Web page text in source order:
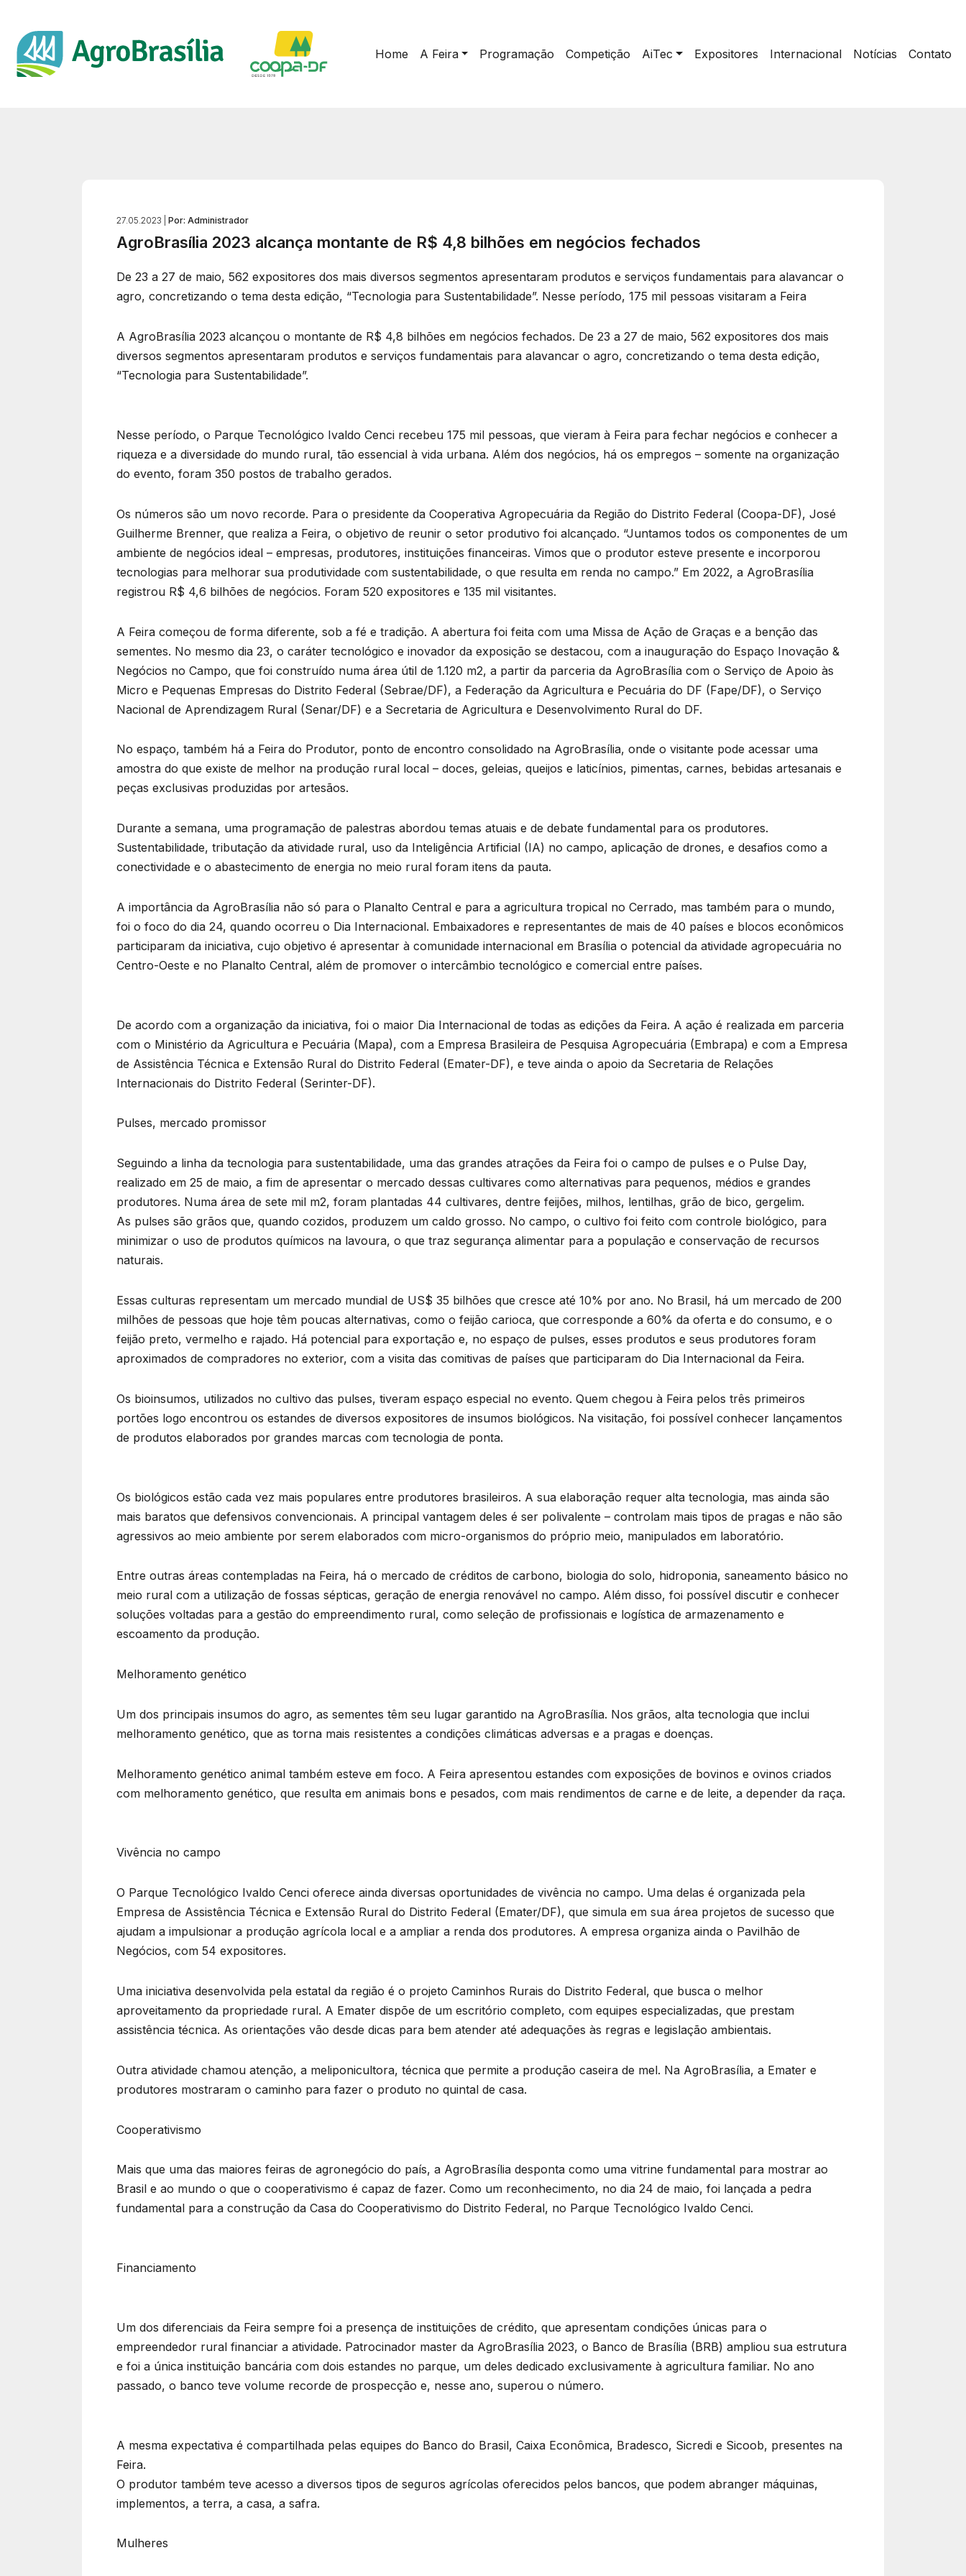
Home A Feira Programação Competição AiTec Expositores Internacional Notícias Contato
27.05.2023 | Por: Administrador
AgroBrasília 2023 alcança montante de R$ 4,8 bilhões em negócios fechados
De 23 a 27 de maio, 562 expositores dos mais diversos segmentos apresentaram produtos e serviços fundamentais para alavancar o
agro, concretizando o tema desta edição, “Tecnologia para Sustentabilidade”. Nesse período, 175 mil pessoas visitaram a Feira
A AgroBrasília 2023 alcançou o montante de R$ 4,8 bilhões em negócios fechados. De 23 a 27 de maio, 562 expositores dos mais
diversos segmentos apresentaram produtos e serviços fundamentais para alavancar o agro, concretizando o tema desta edição,
“Tecnologia para Sustentabilidade”.
Nesse período, o Parque Tecnológico Ivaldo Cenci recebeu 175 mil pessoas, que vieram à Feira para fechar negócios e conhecer a
riqueza e a diversidade do mundo rural, tão essencial à vida urbana. Além dos negócios, há os empregos – somente na organização
do evento, foram 350 postos de trabalho gerados.
Os números são um novo recorde. Para o presidente da Cooperativa Agropecuária da Região do Distrito Federal (Coopa-DF), José
Guilherme Brenner, que realiza a Feira, o objetivo de reunir o setor produtivo foi alcançado. “Juntamos todos os componentes de um
ambiente de negócios ideal – empresas, produtores, instituições financeiras. Vimos que o produtor esteve presente e incorporou
tecnologias para melhorar sua produtividade com sustentabilidade, o que resulta em renda no campo.” Em 2022, a AgroBrasília
registrou R$ 4,6 bilhões de negócios. Foram 520 expositores e 135 mil visitantes.
A Feira começou de forma diferente, sob a fé e tradição. A abertura foi feita com uma Missa de Ação de Graças e a benção das
sementes. No mesmo dia 23, o caráter tecnológico e inovador da exposição se destacou, com a inauguração do Espaço Inovação &
Negócios no Campo, que foi construído numa área útil de 1.120 m2, a partir da parceria da AgroBrasília com o Serviço de Apoio às
Micro e Pequenas Empresas do Distrito Federal (Sebrae/DF), a Federação da Agricultura e Pecuária do DF (Fape/DF), o Serviço
Nacional de Aprendizagem Rural (Senar/DF) e a Secretaria de Agricultura e Desenvolvimento Rural do DF.
No espaço, também há a Feira do Produtor, ponto de encontro consolidado na AgroBrasília, onde o visitante pode acessar uma
amostra do que existe de melhor na produção rural local – doces, geleias, queijos e laticínios, pimentas, carnes, bebidas artesanais e
peças exclusivas produzidas por artesãos.
Durante a semana, uma programação de palestras abordou temas atuais e de debate fundamental para os produtores.
Sustentabilidade, tributação da atividade rural, uso da Inteligência Artificial (IA) no campo, aplicação de drones, e desafios como a
conectividade e o abastecimento de energia no meio rural foram itens da pauta.
A importância da AgroBrasília não só para o Planalto Central e para a agricultura tropical no Cerrado, mas também para o mundo,
foi o foco do dia 24, quando ocorreu o Dia Internacional. Embaixadores e representantes de mais de 40 países e blocos econômicos
participaram da iniciativa, cujo objetivo é apresentar à comunidade internacional em Brasília o potencial da atividade agropecuária no
Centro-Oeste e no Planalto Central, além de promover o intercâmbio tecnológico e comercial entre países.
De acordo com a organização da iniciativa, foi o maior Dia Internacional de todas as edições da Feira. A ação é realizada em parceria
com o Ministério da Agricultura e Pecuária (Mapa), com a Empresa Brasileira de Pesquisa Agropecuária (Embrapa) e com a Empresa
de Assistência Técnica e Extensão Rural do Distrito Federal (Emater-DF), e teve ainda o apoio da Secretaria de Relações
Internacionais do Distrito Federal (Serinter-DF).
Pulses, mercado promissor
Seguindo a linha da tecnologia para sustentabilidade, uma das grandes atrações da Feira foi o campo de pulses e o Pulse Day,
realizado em 25 de maio, a fim de apresentar o mercado dessas cultivares como alternativas para pequenos, médios e grandes
produtores. Numa área de sete mil m2, foram plantadas 44 cultivares, dentre feijões, milhos, lentilhas, grão de bico, gergelim.
As pulses são grãos que, quando cozidos, produzem um caldo grosso. No campo, o cultivo foi feito com controle biológico, para
minimizar o uso de produtos químicos na lavoura, o que traz segurança alimentar para a população e conservação de recursos
naturais.
Essas culturas representam um mercado mundial de US$ 35 bilhões que cresce até 10% por ano. No Brasil, há um mercado de 200
milhões de pessoas que hoje têm poucas alternativas, como o feijão carioca, que corresponde a 60% da oferta e do consumo, e o
feijão preto, vermelho e rajado. Há potencial para exportação e, no espaço de pulses, esses produtos e seus produtores foram
aproximados de compradores no exterior, com a visita das comitivas de países que participaram do Dia Internacional da Feira.
Os bioinsumos, utilizados no cultivo das pulses, tiveram espaço especial no evento. Quem chegou à Feira pelos três primeiros
portões logo encontrou os estandes de diversos expositores de insumos biológicos. Na visitação, foi possível conhecer lançamentos
de produtos elaborados por grandes marcas com tecnologia de ponta.
Os biológicos estão cada vez mais populares entre produtores brasileiros. A sua elaboração requer alta tecnologia, mas ainda são
mais baratos que defensivos convencionais. A principal vantagem deles é ser polivalente – controlam mais tipos de pragas e não são
agressivos ao meio ambiente por serem elaborados com micro-organismos do próprio meio, manipulados em laboratório.
Entre outras áreas contempladas na Feira, há o mercado de créditos de carbono, biologia do solo, hidroponia, saneamento básico no
meio rural com a utilização de fossas sépticas, geração de energia renovável no campo. Além disso, foi possível discutir e conhecer
soluções voltadas para a gestão do empreendimento rural, como seleção de profissionais e logística de armazenamento e
escoamento da produção.
Melhoramento genético
Um dos principais insumos do agro, as sementes têm seu lugar garantido na AgroBrasília. Nos grãos, alta tecnologia que inclui
melhoramento genético, que as torna mais resistentes a condições climáticas adversas e a pragas e doenças.
Melhoramento genético animal também esteve em foco. A Feira apresentou estandes com exposições de bovinos e ovinos criados
com melhoramento genético, que resulta em animais bons e pesados, com mais rendimentos de carne e de leite, a depender da raça.
Vivência no campo
O Parque Tecnológico Ivaldo Cenci oferece ainda diversas oportunidades de vivência no campo. Uma delas é organizada pela
Empresa de Assistência Técnica e Extensão Rural do Distrito Federal (Emater/DF), que simula em sua área projetos de sucesso que
ajudam a impulsionar a produção agrícola local e a ampliar a renda dos produtores. A empresa organiza ainda o Pavilhão de
Negócios, com 54 expositores.
Uma iniciativa desenvolvida pela estatal da região é o projeto Caminhos Rurais do Distrito Federal, que busca o melhor
aproveitamento da propriedade rural. A Emater dispõe de um escritório completo, com equipes especializadas, que prestam
assistência técnica. As orientações vão desde dicas para bem atender até adequações às regras e legislação ambientais.
Outra atividade chamou atenção, a meliponicultora, técnica que permite a produção caseira de mel. Na AgroBrasília, a Emater e
produtores mostraram o caminho para fazer o produto no quintal de casa.
Cooperativismo
Mais que uma das maiores feiras de agronegócio do país, a AgroBrasília desponta como uma vitrine fundamental para mostrar ao
Brasil e ao mundo o que o cooperativismo é capaz de fazer. Como um reconhecimento, no dia 24 de maio, foi lançada a pedra
fundamental para a construção da Casa do Cooperativismo do Distrito Federal, no Parque Tecnológico Ivaldo Cenci.
Financiamento
Um dos diferenciais da Feira sempre foi a presença de instituições de crédito, que apresentam condições únicas para o
empreendedor rural financiar a atividade. Patrocinador master da AgroBrasília 2023, o Banco de Brasília (BRB) ampliou sua estrutura
e foi a única instituição bancária com dois estandes no parque, um deles dedicado exclusivamente à agricultura familiar. No ano
passado, o banco teve volume recorde de prospecção e, nesse ano, superou o número.
A mesma expectativa é compartilhada pelas equipes do Banco do Brasil, Caixa Econômica, Bradesco, Sicredi e Sicoob, presentes na
Feira.
O produtor também teve acesso a diversos tipos de seguros agrícolas oferecidos pelos bancos, que podem abranger máquinas,
implementos, a terra, a casa, a safra.
Mulheres